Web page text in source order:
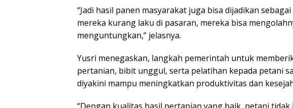
“Jadi hasil panen masyarakat juga bisa dijadikan
mereka kurang laku di pasaran, mereka bisa
menguntungkan,” jelasnya.
Yusri menegaskan, langkah pemerintah untuk
pertanian, bibit unggul, serta pelatihan kepada petani
diyakini mampu meningkatkan produktivitas dan